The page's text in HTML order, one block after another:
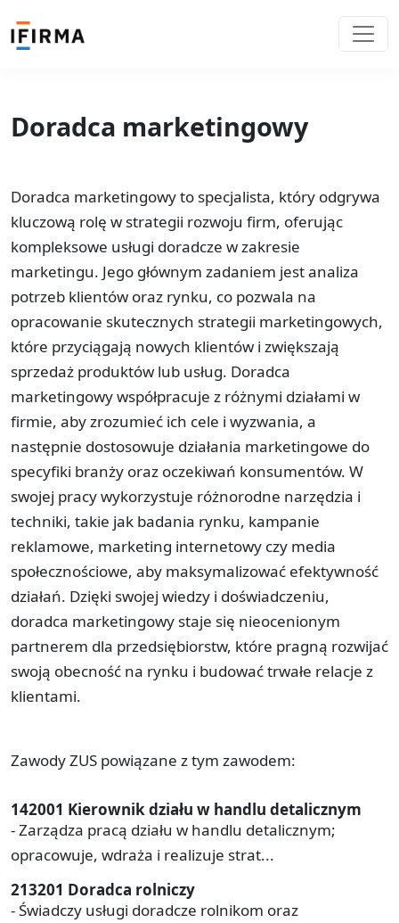
Doradca marketingowy
Doradca marketingowy to specjalista, który odgrywa
kluczową rolę w strategii rozwoju firm, oferując
kompleksowe usługi doradcze w zakresie
marketingu. Jego głównym zadaniem jest analiza
potrzeb klientów oraz rynku, co pozwala na
opracowanie skutecznych strategii marketingowych,
które przyciągają nowych klientów i zwiększają
sprzedaż produktów lub usług. Doradca
marketingowy współpracuje z różnymi działami w
firmie, aby zrozumieć ich cele i wyzwania, a
następnie dostosowuje działania marketingowe do
specyfiki branży oraz oczekiwań konsumentów. W
swojej pracy wykorzystuje różnorodne narzędzia i
techniki, takie jak badania rynku, kampanie
reklamowe, marketing internetowy czy media
społecznościowe, aby maksymalizować efektywność
działań. Dzięki swojej wiedzy i doświadczeniu,
doradca marketingowy staje się nieocenionym
partnerem dla przedsiębiorstw, które pragną rozwijać
swoją obecność na rynku i budować trwałe relacje z
klientami.
Zawody ZUS powiązane z tym zawodem:
142001 Kierownik działu w handlu detalicznym
- Zarządza pracą działu w handlu detalicznym;
opracowuje, wdraża i realizuje strat...
213201 Doradca rolniczy
- Świadczy usługi doradcze rolnikom oraz